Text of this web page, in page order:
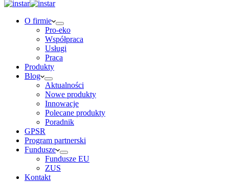
O firmie
Pro-eko
Współpraca
Usługi
Praca
Produkty
Blog
Aktualności
Nowe produkty
Innowacje
Polecane produkty
Poradnik
GPSR
Program partnerski
Fundusze
Fundusze EU
ZUS
Kontakt